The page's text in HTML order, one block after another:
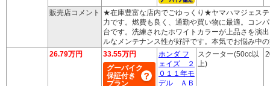
販売店コメント
★在庫豊富な店内でごゆっくり★ヤマハマジェス
力です。燃費も良く、通勤や買い物に最適。コン
台です。洗練されたホワイトカラーが上品さを演
ルなメンテナンス性が好評です。本気でお悩み中
26.79万円
33.55万円
グーバイク
保証付き
プラン
ホンダ フ
ェイズ ２
０１１年モ
デル ＡＢ
スクーター(50cc以
上)